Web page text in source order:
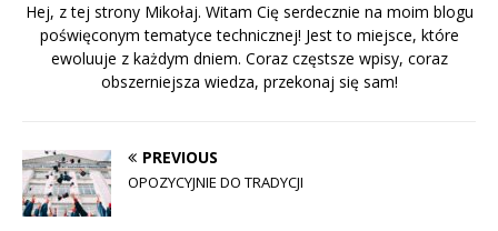
Hej, z tej strony Mikołaj. Witam Cię serdecznie na moim blogu
poświęconym tematyce technicznej! Jest to miejsce, które
ewoluuje z każdym dniem. Coraz częstsze wpisy, coraz
obszerniejsza wiedza, przekonaj się sam!
PREVIOUS
OPOZYCYJNIE DO TRADYCJI